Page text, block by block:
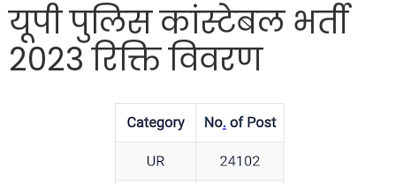
यूपी पुलिस कांस्टेबल भर्ती
2023 रिक्ति विवरण